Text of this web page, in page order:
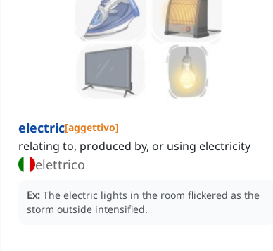
electric[aggettivo]
relating to, produced by, or using electricity
elettrico
Ex: The electric lights in the room flickered as the
storm outside intensified.